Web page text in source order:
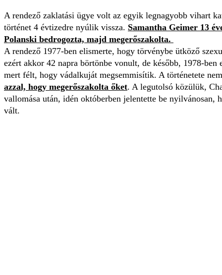
A rendező zaklatási ügye volt az egyik legnagyobb vihart
történet 4 évtizedre nyúlik vissza. Samantha Geimer 13
Polanski bedrogozta, majd megerőszakolta.
A rendező 1977-ben elismerte, hogy törvénybe ütköző
ezért akkor 42 napra börtönbe vonult, de később, 1978-
mert félt, hogy vádalkuját megsemmisítik. A történetete
azzal, hogy megerőszakolta őket. A legutolsó közülük,
vallomása után, idén októberben jelentette be nyilvánosan,
vált.